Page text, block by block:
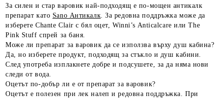
За силен и стар варовик най-подходящ е по-мощен антикалк
препарат като Sano Антикалк. За редовна поддръжка може да
изберете Chante Clair с бял оцет, Winni’s Anticalcare или The
Pink Stuff спрей за баня.
Може ли препарат за варовик да се използва върху душ кабина?
Да, но изберете продукт, подходящ за стъкло и душ кабини.
След употреба изплакнете добре и подсушете, за да няма нови
следи от вода.
Оцетът по-добър ли е от препарат за варовик?
Оцетът е полезен при лек налеп и редовна поддръжка. При